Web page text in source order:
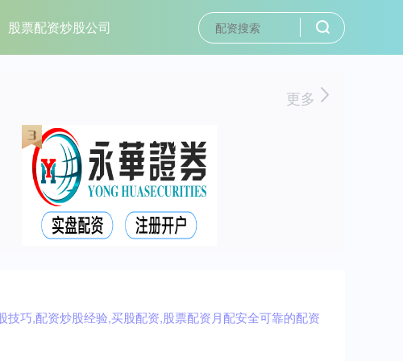
股票配资炒股公司
更多
巧,配资炒股经验,买股配资,股票配资月配安全可靠的配资